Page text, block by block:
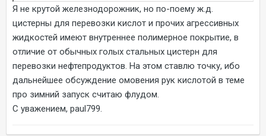
Я не крутой железнодорожник, но по-поему ж.д.
цистерны для перевозки кислот и прочих агрессивных
жидкостей имеют внутреннее полимерное покрытие, в
отличие от обычных голых стальных цистерн для
перевозки нефтепродуктов. На этом ставлю точку, ибо
дальнейшее обсуждение омовения рук кислотой в теме
про зимний запуск считаю флудом.
С уважением, paul799.